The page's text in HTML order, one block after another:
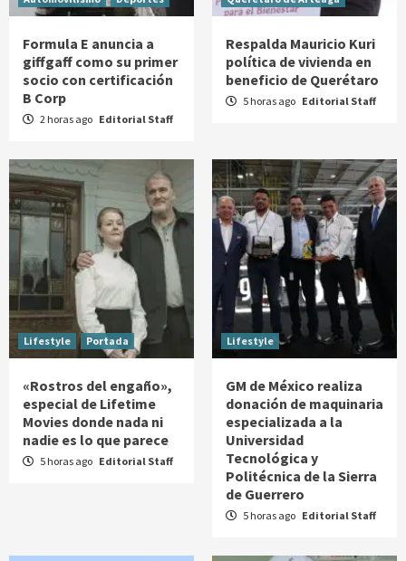
Formula E anuncia a
giffgaff como su primer
socio con certificación
B Corp
2 horas ago Editorial Staff
Respalda Mauricio Kuri
política de vivienda en
beneficio de Querétaro
5 horas ago Editorial Staff
Lifestyle Portada
«Rostros del engaño»,
especial de Lifetime
Movies donde nada ni
nadie es lo que parece
5 horas ago Editorial Staff
Lifestyle
GM de México realiza
donación de maquinaria
especializada a la
Universidad
Tecnológica y
Politécnica de la Sierra
de Guerrero
5 horas ago Editorial Staff